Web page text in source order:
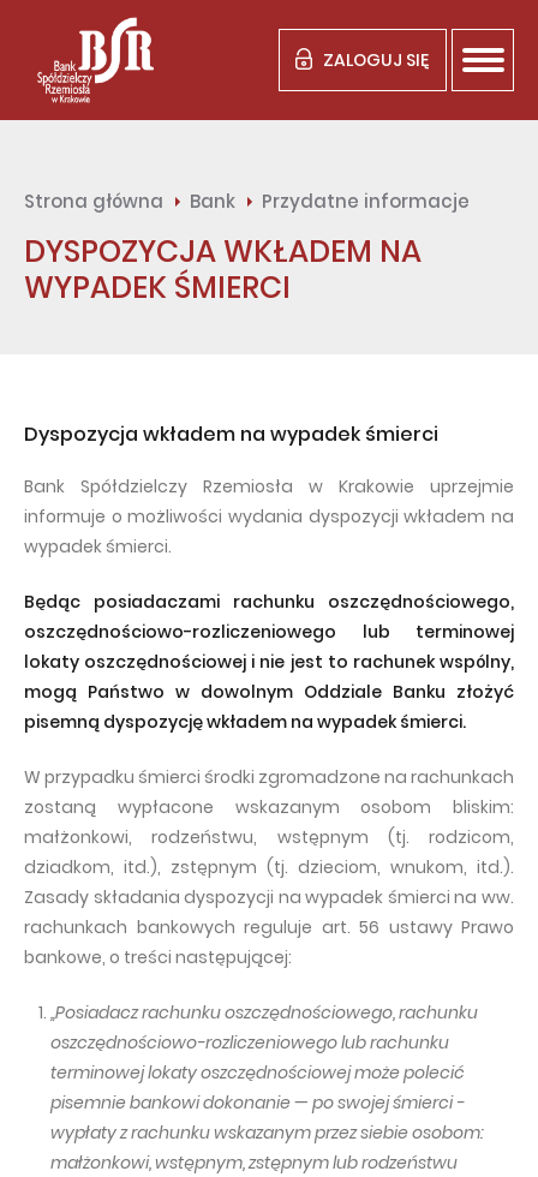
ZALOGUJ SIĘ
Strona główna Bank Przydatne informacje
DYSPOZYCJA WKŁADEM NA
WYPADEK ŚMIERCI
Dyspozycja wkładem na wypadek śmierci
Bank Spółdzielczy Rzemiosła w Krakowie uprzejmie
informuje o możliwości wydania dyspozycji wkładem na
wypadek śmierci.
Będąc posiadaczami rachunku oszczędnościowego,
oszczędnościowo-rozliczeniowego lub terminowej
lokaty oszczędnościowej i nie jest to rachunek wspólny,
mogą Państwo w dowolnym Oddziale Banku złożyć
pisemną dyspozycję wkładem na wypadek śmierci.
W przypadku śmierci środki zgromadzone na rachunkach
zostaną wypłacone wskazanym osobom bliskim:
małżonkowi, rodzeństwu, wstępnym (tj. rodzicom,
dziadkom, itd.), zstępnym (tj. dzieciom, wnukom, itd.).
Zasady składania dyspozycji na wypadek śmierci na ww.
rachunkach bankowych reguluje art. 56 ustawy Prawo
bankowe, o treści następującej:
„Posiadacz rachunku oszczędnościowego, rachunku
oszczędnościowo-rozliczeniowego lub rachunku
terminowej lokaty oszczędnościowej może polecić
pisemnie bankowi dokonanie — po swojej śmierci -
wypłaty z rachunku wskazanym przez siebie osobom:
małżonkowi, wstępnym, zstępnym lub rodzeństwu